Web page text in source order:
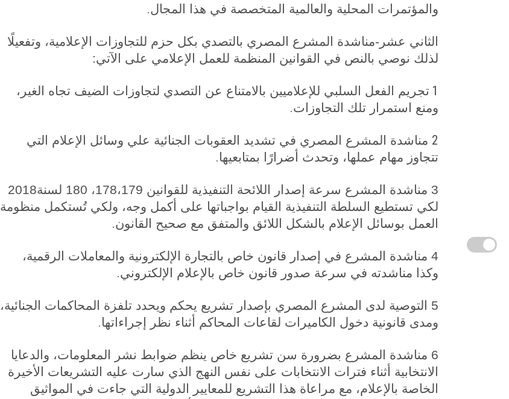
والمؤتمرات المحلية والعالمية المتخصصة في هذا المجال.
الثاني عشر-مناشدة المشرع المصري بالتصدي بكل حزم للتجاوزات الإعلامية، وتفعيلًا
لذلك نوصي بالنص في القوانين المنظمة للعمل الإعلامي على الآتي:
1 تجريم الفعل السلبي للإعلاميين بالامتناع عن التصدي لتجاوزات الضيف تجاه الغير،
ومنع استمرار تلك التجاوزات.
2 مناشدة المشرع المصري في تشديد العقوبات الجنائية علي وسائل الإعلام التي
تتجاوز مهام عملها، وتحدث أضرارًا بمتابعيها.
3 مناشدة المشرع سرعة إصدار اللائحة التنفيذية للقوانين 178،179، 180 لسنة2018
لكي تستطيع السلطة التنفيذية القيام بواجباتها على أكمل وجه، ولكي تُستكمل منظومة
العمل بوسائل الإعلام بالشكل اللائق والمتفق مع صحيح القانون.
4 مناشدة المشرع في إصدار قانون خاص بالتجارة الإلكترونية والمعاملات الرقمية،
وكذا مناشدته في سرعة صدور قانون خاص بالإعلام الإلكتروني.
5 التوصية لدى المشرع المصري بإصدار تشريع يحكم ويحدد تلفزة المحاكمات الجنائية،
ومدى قانونية دخول الكاميرات لقاعات المحاكم أثناء نظر إجراءاتها.
6 مناشدة المشرع بضرورة سن تشريع خاص ينظم ضوابط نشر المعلومات، والدعايا
الانتخابية أثناء فترات الانتخابات على نفس النهج الذي سارت عليه التشريعات الأخيرة
الخاصة بالإعلام، مع مراعاة هذا التشريع للمعايير الدولية التي جاءت في المواثيق